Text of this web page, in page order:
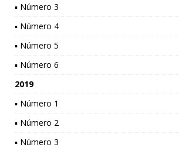
▪ Número 3
▪ Número 4
▪ Número 5
▪ Número 6
2019
▪ Número 1
▪ Número 2
▪ Número 3